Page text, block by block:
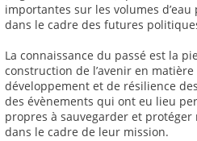
importantes sur les volumes
dans le cadre des futures
La connaissance du passé est la
construction de l’avenir en matière
développement et de résilience
des évènements qui ont eu lieu
propres à sauvegarder et
dans le cadre de leur mission.